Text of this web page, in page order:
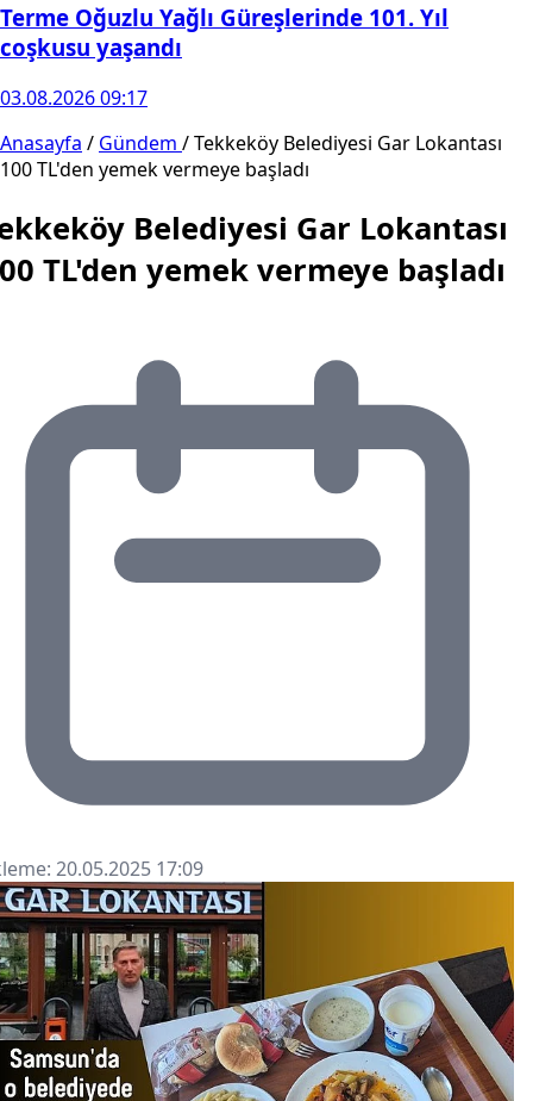
Terme Oğuzlu Yağlı Güreşlerinde 101. Yıl
coşkusu yaşandı
03.08.2026 09:17
Anasayfa / Gündem /Tekkeköy Belediyesi Gar Lokantası
100 TL'den yemek vermeye başladı
Belediyesi Gar Lokantası
TL'den yemek vermeye başladı
20.05.2025 17:09